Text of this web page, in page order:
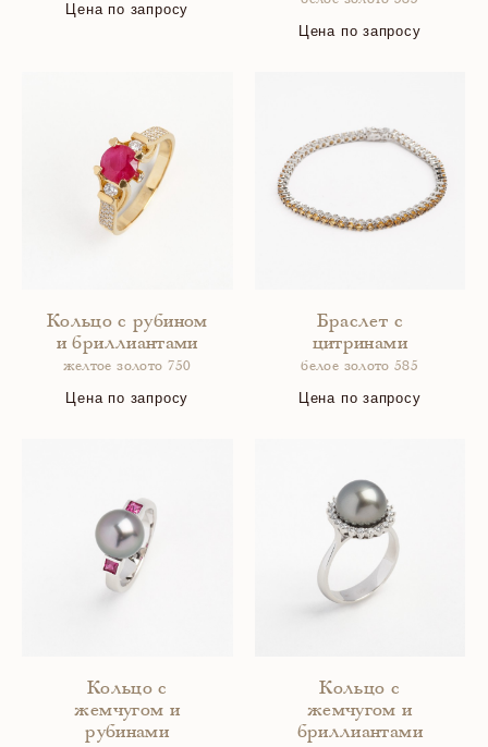
Цена по запросу
Цена по запросу
Кольцо с рубином
и бриллиантами
желтое золото 750
Цена по запросу
Браслет с
цитринами
белое золото 585
Цена по запросу
Кольцо с
жемчугом и
рубинами
Кольцо с
жемчугом и
бриллиантами